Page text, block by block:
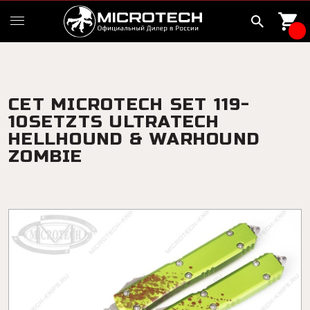
СЕТ MICROTECH SET 119-
10SETZTS ULTRATECH
HELLHOUND & WARHOUND
ZOMBIE